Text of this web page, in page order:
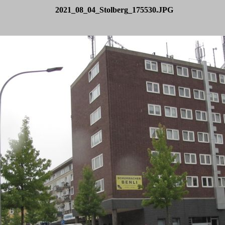
2021_08_04_Stolberg_175530.JPG